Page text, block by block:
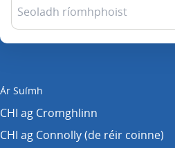
Ár Suímh
CHI ag Cromghlinn
CHI ag Connolly (de réir coinne)